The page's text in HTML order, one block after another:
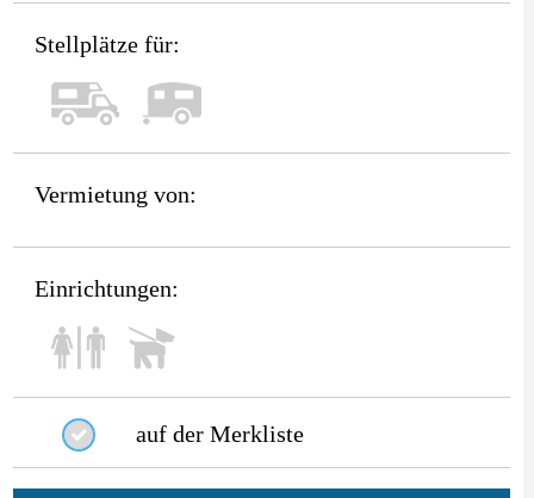
Stellplätze für:
Vermietung von:
Einrichtungen:
auf der Merkliste